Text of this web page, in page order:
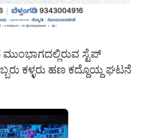
ಮುಂಭಾಗದಲ್ಲಿರುವ ಸ್ಟೆಪ್
ಕಳ್ಳರು ಹಣ ಕದ್ದೊಯ್ದ ಘಟನೆ